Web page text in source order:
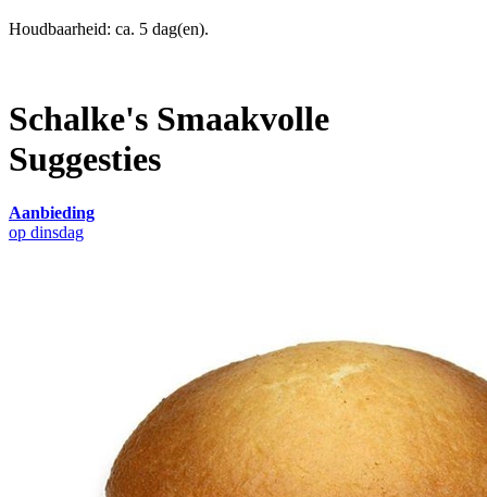
Houdbaarheid: ca. 5 dag(en).
Schalke's Smaakvolle
Suggesties
Aanbieding
op dinsdag